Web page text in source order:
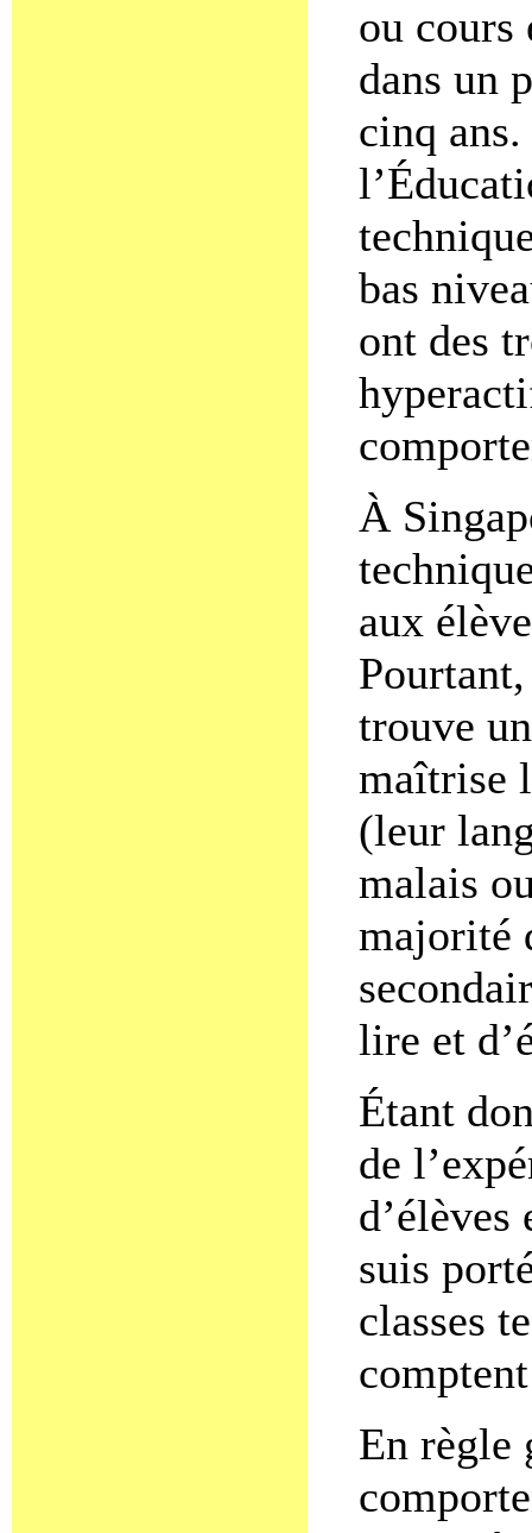
ou cours
dans un
cinq
bas
ont des
À
aux
trouve
maîtrise
(leur
malais
majorité
lire et
Étant
de
suis
classes
En règle